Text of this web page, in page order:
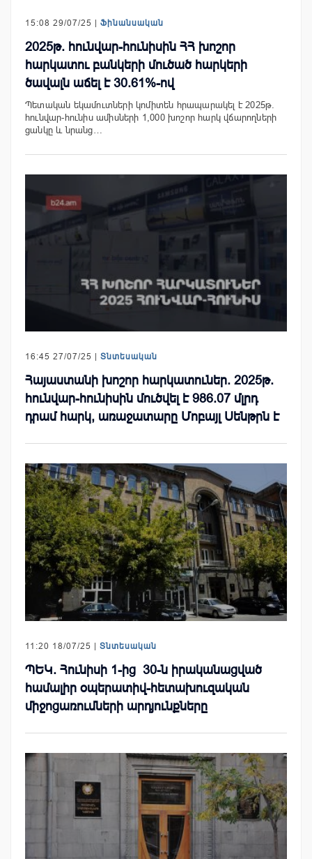
15:08 29/07/25 | Ֆինանսական
2025թ. հունվար-հունիսին ՀՀ խոշոր
հարկատու բանկերի մուծած հարկերի
ծավալն աճել է 30.61%-ով
Պետական եկամուտների կոմիտեն հրապարակել է 2025թ.
հունվար-հունիս ամիսների 1,000 խոշոր հարկ վճարողների
ցանկը և նրանց…
16:45 27/07/25 | Տնտեսական
Հայաստանի խոշոր հարկատուներ. 2025թ.
հունվար-հունիսին մուծվել է 986.07 մլրդ
դրամ հարկ, առաջատարը Մոբայլ Սենթրն է
11:20 18/07/25 | Տնտեսական
ՊԵԿ. Հունիսի 1-ից 30-ն իրականացված
համալիր օպերատիվ-հետախուզական
միջոցառումների արդյունքները